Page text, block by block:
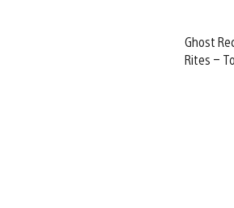
Ghost
Rites –